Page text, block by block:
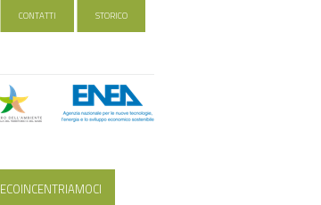
CONTATTI STORICO
ECOINCENTRIAMOCI